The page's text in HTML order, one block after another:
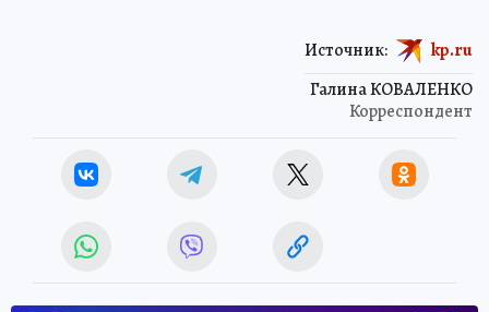
Галина КОВАЛЕНКО
Корреспондент
Источник: kp.ru